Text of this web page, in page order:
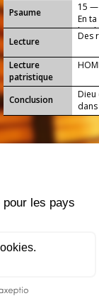
Psaume
15 —
En
Lecture
Des
Lecture
patristique
Conclusion
Dieu